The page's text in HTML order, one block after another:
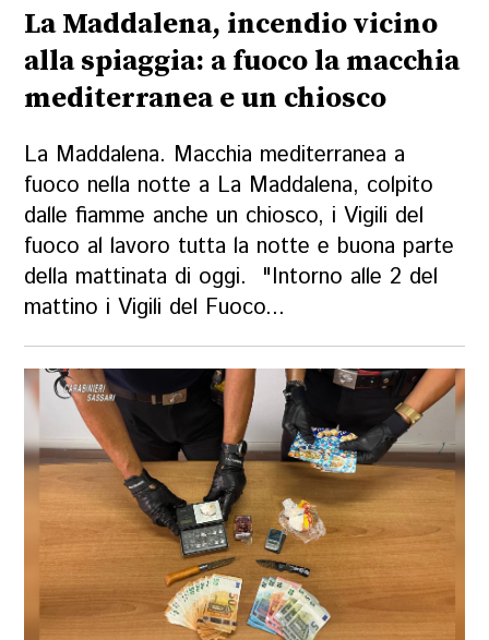
La Maddalena, incendio vicino
alla spiaggia: a fuoco la macchia
mediterranea e un chiosco
La Maddalena. Macchia mediterranea a
fuoco nella notte a La Maddalena, colpito
dalle fiamme anche un chiosco, i Vigili del
fuoco al lavoro tutta la notte e buona parte
della mattinata di oggi. "Intorno alle 2 del
mattino i Vigili del Fuoco...